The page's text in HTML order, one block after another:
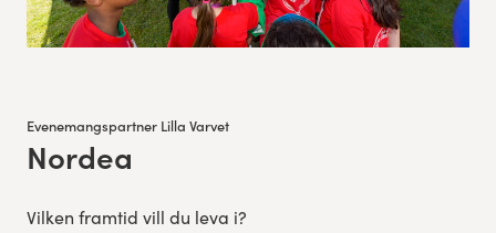
Evenemangspartner Lilla Varvet
:Nordea
Vilken framtid vill du leva i?